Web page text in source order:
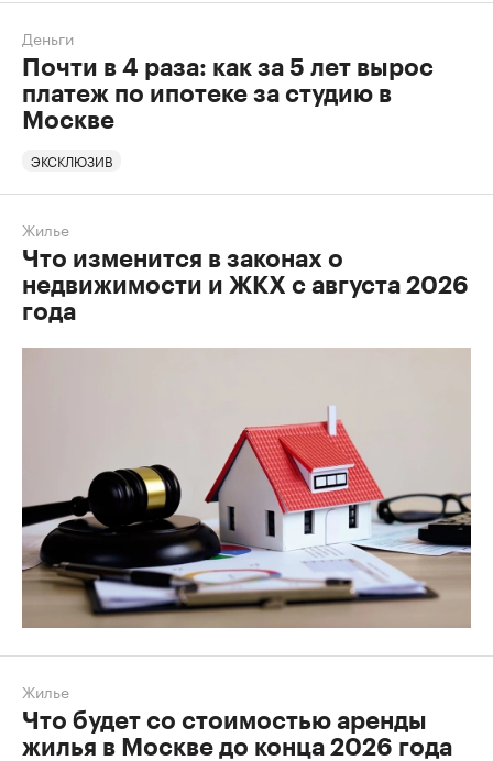
Деньги
Почти в 4 раза: как за 5 лет вырос
платеж по ипотеке за студию в
Москве
ЭКСКЛЮЗИВ
Жилье
Что изменится в законах о
недвижимости и ЖКХ с августа 2026
года
Жилье
Что будет со стоимостью аренды
жилья в Москве до конца 2026 года